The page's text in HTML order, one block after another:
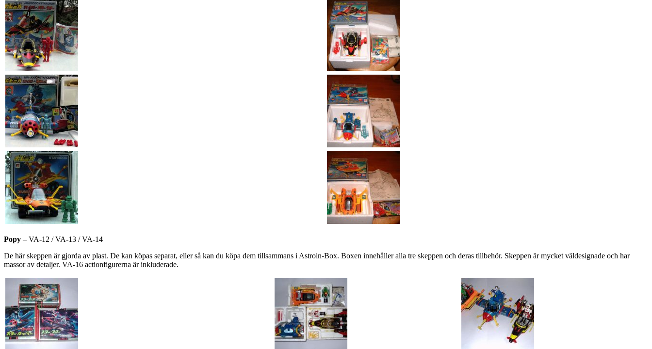
Popy – VA-12 / VA-13 / VA-14
De här skeppen är gjorda av plast. De kan köpas separat, eller så kan du köpa dem tillsammans i Astroin-Box. Boxen innehåller alla tre skeppen och deras tillbehör. Skeppen är mycket väldesignade och har
massor av detaljer. VA-16 actionfigurerna är inkluderade.